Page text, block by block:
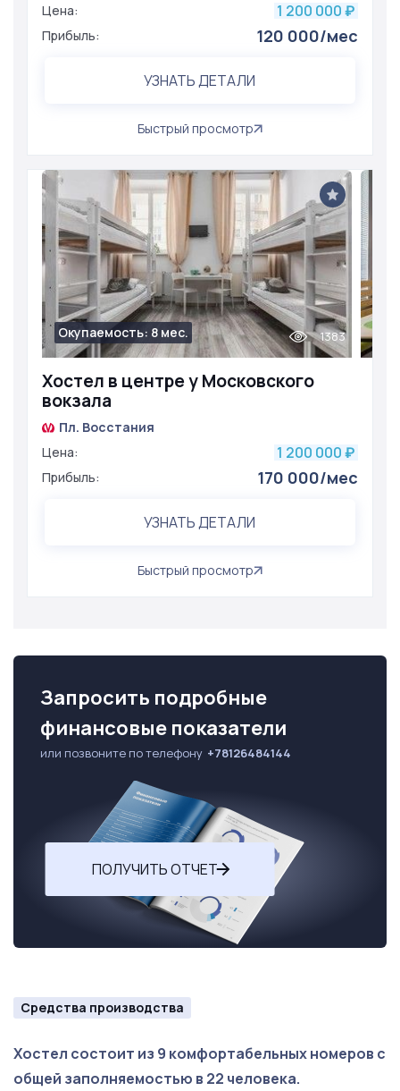
Цена:
1 200 000 ₽
Прибыль: 120 000/мес
УЗНАТЬ ДЕТАЛИ
Быстрый просмотр
Хостел в центре у Московского
вокзала
Окупаемость: 8 мес. 1383
Пл. Восстания
Цена:
1 200 000 ₽
Прибыль: 170 000/мес
УЗНАТЬ ДЕТАЛИ
Быстрый просмотр
Запросить подробные
финансовые показатели
или позвоните по телефону +78126484144
ПОЛУЧИТЬ ОТЧЕТ
Средства производства
Хостел состоит из 9 комфортабельных номеров с
общей заполняемостью в 22 человека.